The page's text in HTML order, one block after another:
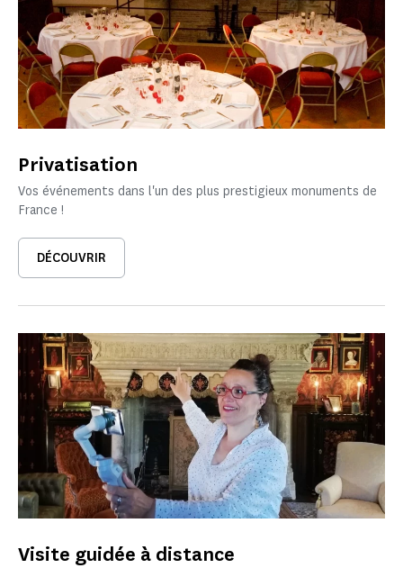
Privatisation
Vos événements dans l'un des plus prestigieux monuments de
France !
DÉCOUVRIR
Visite guidée à distance